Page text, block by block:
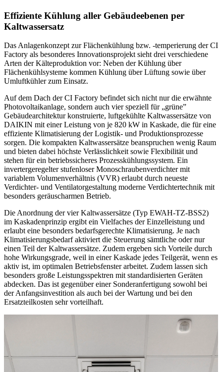
Effiziente Kühlung aller Gebäudeebenen per
Kaltwassersatz
Das Anlagenkonzept zur Flächenkühlung bzw. -temperierung der CI
Factory als besonderes Innovationsprojekt sieht drei verschiedene
Arten der Kälteproduktion vor: Neben der Kühlung über
Flächenkühlsysteme kommen Kühlung über Lüftung sowie über
Umluftkühler zum Einsatz.
Auf dem Dach der CI Factory befindet sich nicht nur die erwähnte
Photovoltaikanlage, sondern auch vier speziell für „grüne”
Gebäudearchitektur konstruierte, luftgekühlte Kaltwassersätze von
DAIKIN mit einer Leistung von je 820 kW in Kaskade, die für eine
effiziente Klimatisierung der Logistik- und Produktionsprozesse
sorgen. Die kompakten Kaltwassersätze beanspruchen wenig Raum
und bieten dabei höchste Verlässlichkeit sowie Flexibilität und
stehen für ein betriebssicheres Prozesskühlungssystem. Ein
invertergeregelter stufenloser Monoschraubenverdichter mit
variablem Volumenverhältnis (VVR) erlaubt durch neueste
Verdichter- und Ventilatorgestaltung moderne Verdichtertechnik mit
besonders geräuscharmen Betrieb.
Die Anordnung der vier Kaltwassersätze (Typ EWAH-TZ-BSS2)
im Kaskadenprinzip ergibt ein Vielfaches der Einzelleistung und
erlaubt eine besonders bedarfsgerechte Klimatisierung. Je nach
Klimatisierungsbedarf aktiviert die Steuerung sämtliche oder nur
einen Teil der Kaltwassersätze. Zudem ergeben sich Vorteile durch
hohe Wirkungsgrade, weil in einer Kaskade jedes Teilgerät, wenn es
aktiv ist, im optimalen Betriebsfenster arbeitet. Zudem lassen sich
besonders große Leistungsspektren mit standardisierten Geräten
abdecken. Das ist gegenüber einer Sonderanfertigung sowohl bei
der Anfangsinvestition als auch bei der Wartung und bei den
Ersatzteilkosten sehr vorteilhaft.